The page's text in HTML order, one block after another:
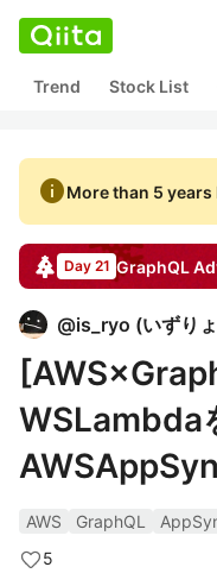
Trend Stock List
infoMore than 5
Day 21 GraphQL
@is_ryo (いずり
WSLambda
AWS GraphQL
5